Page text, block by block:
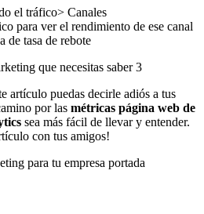
el tráfico> Canales
para ver el rendimiento de ese canal
de tasa de rebote
artículo puedas decirle adiós a tus
por las métricas página web de
sea más fácil de llevar y entender.
con tus amigos!